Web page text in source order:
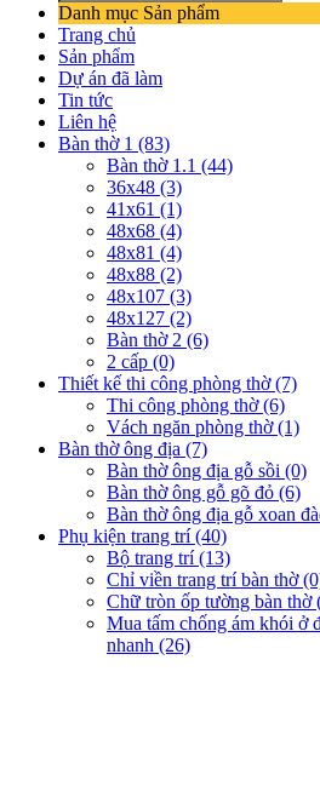
Danh mục Sản phẩm
Trang chủ
Sản phẩm
Dự án đã làm
Tin tức
Liên hệ
Bàn thờ 1 (83)
Bàn thờ 1.1 (44)
36x48 (3)
41x61 (1)
48x68 (4)
48x81 (4)
48x88 (2)
48x107 (3)
48x127 (2)
Bàn thờ 2 (6)
2 cấp (0)
Thiết kế thi công phòng thờ (7)
Thi công phòng thờ (6)
Vách ngăn phòng thờ (1)
Bàn thờ ông địa (7)
Bàn thờ ông địa gỗ sồi (0)
Bàn thờ ông gỗ gõ đỏ (6)
Bàn thờ ông địa gỗ xoan
Phụ kiện trang trí (40)
Bộ trang trí (13)
Chỉ viền trang trí bàn thờ
Chữ tròn ốp tường bàn thờ
Mua tấm chống ám khói ở
nhanh (26)